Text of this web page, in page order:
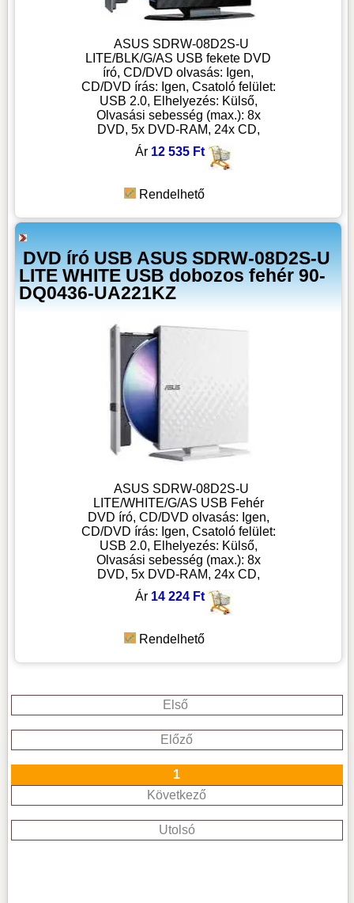
ASUS SDRW-08D2S-U
LITE/BLK/G/AS USB fekete DVD
író, CD/DVD olvasás: Igen,
CD/DVD írás: Igen, Csatoló felület:
USB 2.0, Elhelyezés: Külső,
Olvasási sebesség (max.): 8x
DVD, 5x DVD-RAM, 24x CD,
Ár 12 535 Ft
Rendelhető
DVD író USB ASUS SDRW-08D2S-U
LITE WHITE USB dobozos fehér 90-
DQ0436-UA221KZ
ASUS SDRW-08D2S-U
LITE/WHITE/G/AS USB Fehér
DVD író, CD/DVD olvasás: Igen,
CD/DVD írás: Igen, Csatoló felület:
USB 2.0, Elhelyezés: Külső,
Olvasási sebesség (max.): 8x
DVD, 5x DVD-RAM, 24x CD,
Ár 14 224 Ft
Rendelhető
Első
Előző
1
Következő
Utolsó